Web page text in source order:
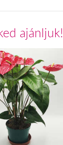
ajánljuk!